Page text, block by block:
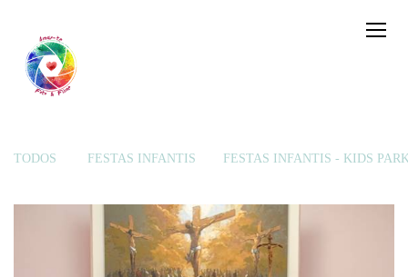
TODOS FESTAS INFANTIS FESTAS INFANTIS - KIDS